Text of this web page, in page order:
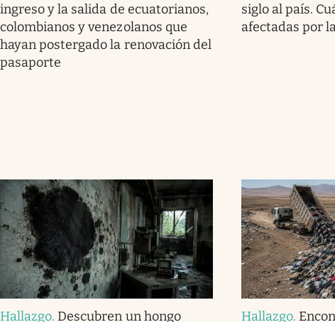
ingreso y la salida de ecuatorianos,
colombianos y venezolanos que
hayan postergado la renovación del
pasaporte
siglo al país.
afectadas por
Hallazgo. Descubren un hongo Hallazgo.